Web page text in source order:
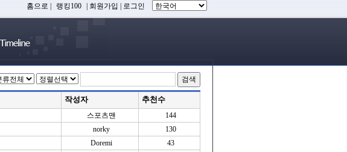
홈으로 랭킹100 회원가입 로그인
작성자 추천수
스포츠맨
144
norky
130
Doremi
43